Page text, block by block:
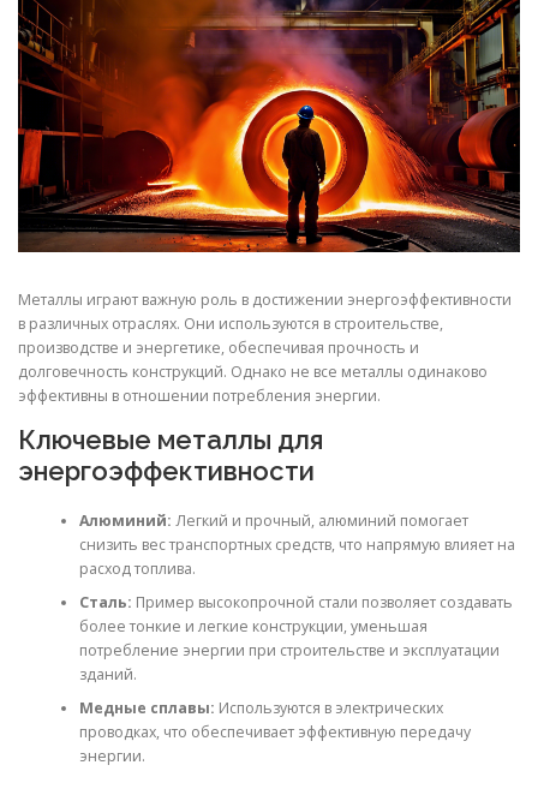
СВОЙСТВА МЕТАЛЛОВ СОРТА МЕТАЛЛОВ
СТАТЬИ
Металлы играют важную роль в достижении энергоэффективности
в различных отраслях. Они используются в строительстве,
производстве и энергетике, обеспечивая прочность и
долговечность конструкций. Однако не все металлы одинаково
эффективны в отношении потребления энергии.
Ключевые металлы для
энергоэффективности
Алюминий: Легкий и прочный, алюминий помогает
снизить вес транспортных средств, что напрямую влияет на
расход топлива.
Сталь: Пример высокопрочной стали позволяет создавать
более тонкие и легкие конструкции, уменьшая
потребление энергии при строительстве и эксплуатации
зданий.
Медные сплавы: Используются в электрических
проводках, что обеспечивает эффективную передачу
энергии.